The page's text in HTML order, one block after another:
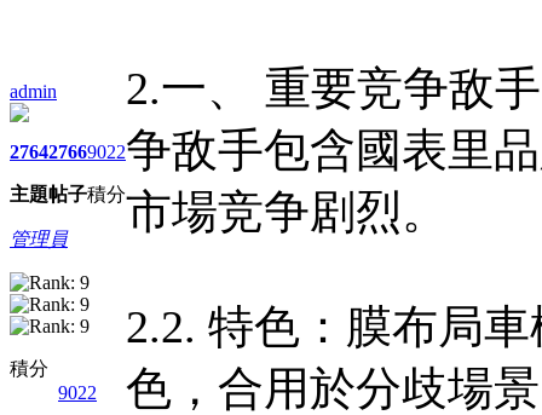
admin
2764
主題
2766
帖子
9022
積分
管理員
積分
9022
2.一、 重要竞争敌
争敌手包含國表里
市場竞争剧烈。
2.2. 特色：膜布局
色，合用於分歧場